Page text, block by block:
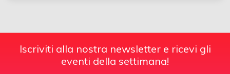
Iscriviti alla nostra newsletter e ricevi gli
eventi della settimana!